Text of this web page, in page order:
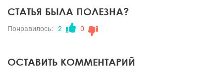
СТАТЬЯ БЫЛА ПОЛЕЗНА?
Понравилось: 2 0
ОСТАВИТЬ КОММЕНТАРИЙ